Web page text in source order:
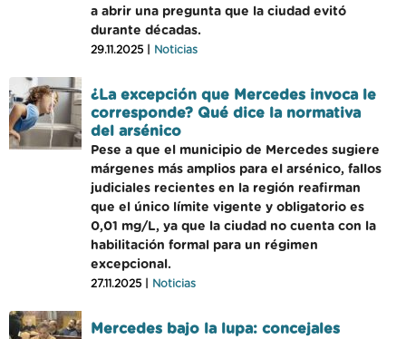
a abrir una pregunta que la ciudad evitó
durante décadas.
29.11.2025 | Noticias
¿La excepción que Mercedes invoca le
corresponde? Qué dice la normativa
del arsénico
Pese a que el municipio de Mercedes sugiere
márgenes más amplios para el arsénico, fallos
judiciales recientes en la región reafirman
que el único límite vigente y obligatorio es
0,01 mg/L, ya que la ciudad no cuenta con la
habilitación formal para un régimen
excepcional.
27.11.2025 | Noticias
Mercedes bajo la lupa: concejales